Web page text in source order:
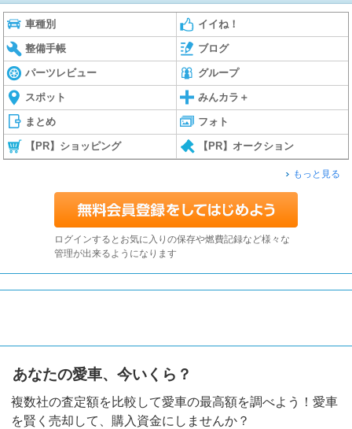
車種別 イイね！
整備手帳 ブログ
パーツレビュー グループ
スポット みんカラ＋
まとめ フォト
【PR】ショッピング 【PR】オークション
もっと見る
ログインするとお気に入りの保存や燃費記録など様々な
管理が出来るようになります
あなたの愛車、今いくら？
複数社の査定額を比較して愛車の最高額を調べよう！愛車
を賢く売却して、購入資金にしませんか？